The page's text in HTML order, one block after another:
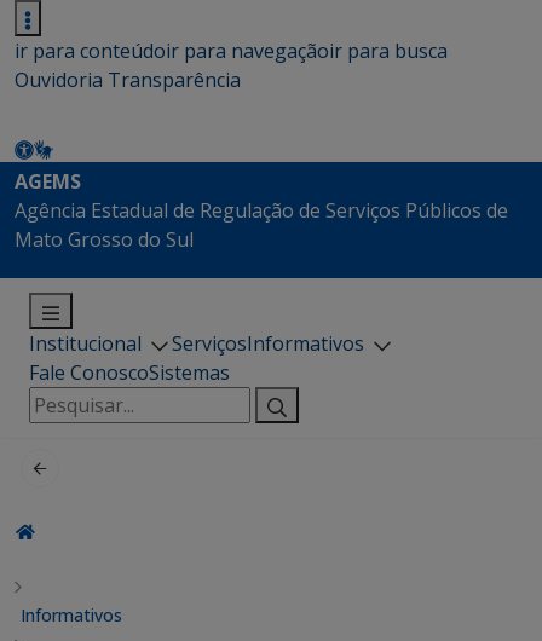
ir para conteúdoir para navegaçãoir para busca
Ouvidoria Transparência
AGEMS
Agência Estadual de Regulação de Serviços Públicos de
Mato Grosso do Sul
Institucional ServiçosInformativos
Fale ConoscoSistemas
Pesquisar
por:
Informativos